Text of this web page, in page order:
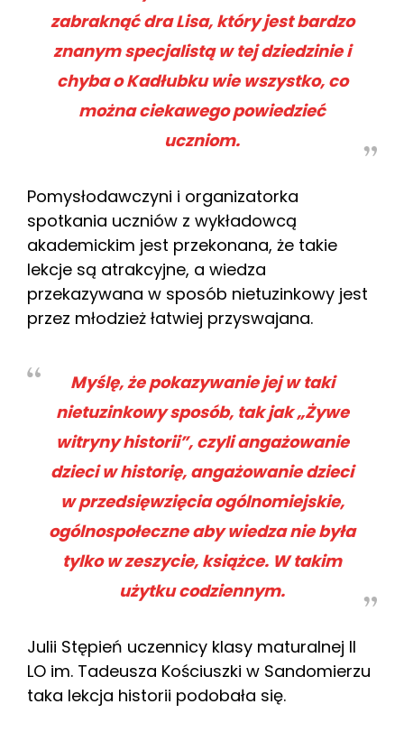
zabraknąć dra Lisa, który jest bardzo
znanym specjalistą w tej dziedzinie i
chyba o Kadłubku wie wszystko, co
można ciekawego powiedzieć
uczniom.
Pomysłodawczyni i organizatorka
spotkania uczniów z wykładowcą
akademickim jest przekonana, że takie
lekcje są atrakcyjne, a wiedza
przekazywana w sposób nietuzinkowy jest
przez młodzież łatwiej przyswajana.
Myślę, że pokazywanie jej w taki
nietuzinkowy sposób, tak jak „Żywe
witryny historii”, czyli angażowanie
dzieci w historię, angażowanie dzieci
w przedsięwzięcia ogólnomiejskie,
ogólnospołeczne aby wiedza nie była
tylko w zeszycie, książce. W takim
użytku codziennym.
Julii Stępień uczennicy klasy maturalnej II
LO im. Tadeusza Kościuszki w Sandomierzu
taka lekcja historii podobała się.